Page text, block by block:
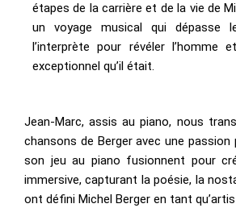
étapes de la carrière et de la vie de
un voyage musical qui dépasse
l’interprète pour révéler l’homme
exceptionnel qu’il était.
Jean-Marc, assis au piano, nous
chansons de Berger avec une passion
son jeu au piano fusionnent pour
immersive, capturant la poésie, la
ont défini Michel Berger en tant